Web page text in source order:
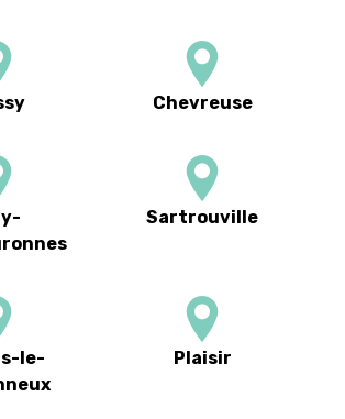
Chevreuse
Sartrouville
le-
Plaisir